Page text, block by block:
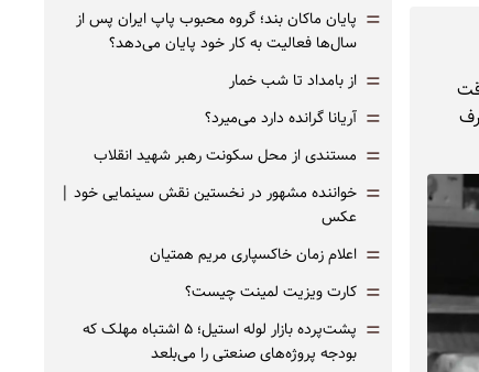
= پایان ماکان بند؛ گروه محبوب پاپ ایران پس از
سال‌ها فعالیت به کار خود پایان می‌دهد؟
= از بامداد تا شب خمار
= آریانا گرانده دارد می‌میرد؟
= مستندی از محل سکونت رهبر شهید انقلاب
= خواننده مشهور در نخستین نقش سینمایی خود |‌
عکس
= اعلام زمان خاکسپاری مریم همتیان
= کارت ویزیت لمینت چیست؟
=
پشت‌پرده بازار لوله استیل؛ ۵ اشتباه مهلک که
بودجه پروژه‌های صنعتی را می‌بلعد